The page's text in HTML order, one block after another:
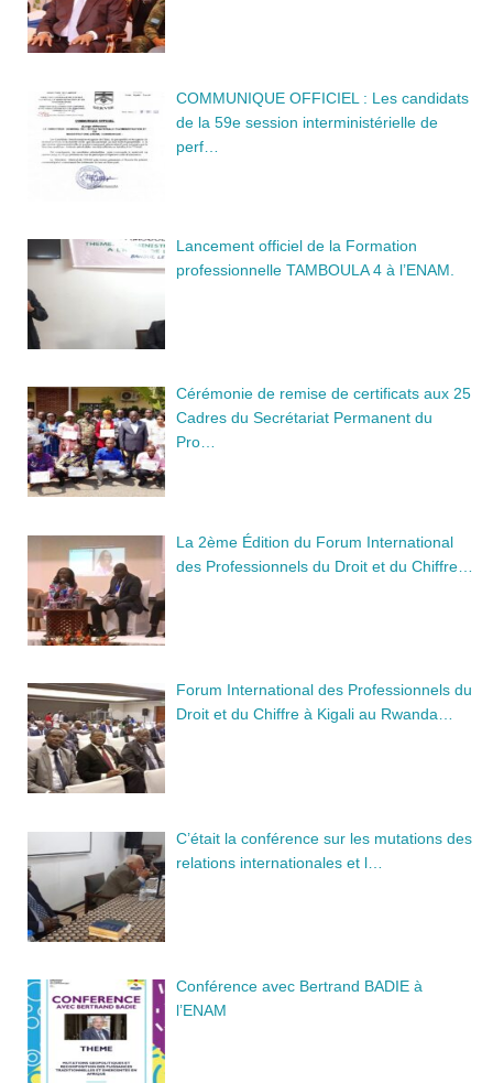
COMMUNIQUE OFFICIEL : Les candidats
de la 59e session interministérielle de
perf…
Lancement officiel de la Formation
professionnelle TAMBOULA 4 à l’ENAM.
Cérémonie de remise de certificats aux 25
Cadres du Secrétariat Permanent du
Pro…
La 2ème Édition du Forum International
des Professionnels du Droit et du Chiffre…
Forum International des Professionnels du
Droit et du Chiffre à Kigali au Rwanda…
C’était la conférence sur les mutations des
relations internationales et l…
Conférence avec Bertrand BADIE à
l’ENAM